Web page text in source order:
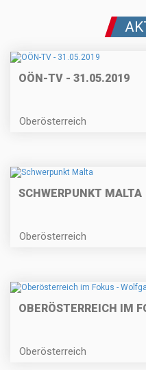
OÖN-TV - 31.05.2019
Oberösterreich
SCHWERPUNKT MALTA
Oberösterreich
OBERÖSTERREICH IM
Oberösterreich